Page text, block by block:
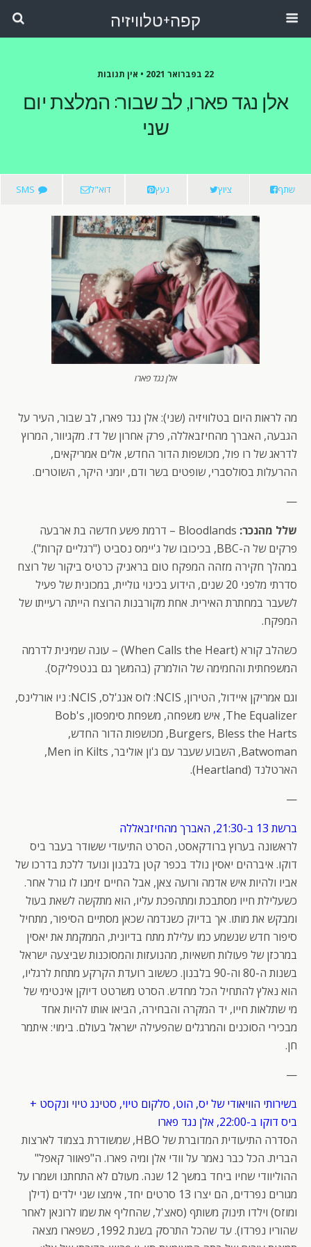
קפה+טלוויזיה
22 בפברואר 2021 • אין תגובות
אלן נגד פארו, לב שבור: המלצת יום
שני
שתף ציוץ נעץ דוא"ל SMS
אלן נגד פארו
מה לראות היום בטלוויזיה (שני): אלן נגד פארו, לב שבור, העיר על
הגבעה, האברך מהחיזבאללה, פרק אחרון של דז. מקגיוור, המרוץ
לדראג של רו פול, מכושפות הדור החדש, אלים אמריקאים,
ההרעלות בסולסברי, שופטים בשר ודם, יומני היקר, השוטרים.
—
שלל מהנכר:
Bloodlands – דרמת פשע חדשה בת ארבעה
פרקים של ה-BBC, בכיכובו של ג'יימס נסביט ("רגליים קרות").
במהלך חקירה מזהה המפקח טום בראניק כרטיס ביקור של רוצח
סדרתי מלפני 20 שנים, הידוע בכינוי גוליית, במכונית של פעיל
לשעבר במחתרת האירית. אחת מקורבנות הרוצח הייתה רעייתו של
המפקח.
כשהלב קורא (When Calls the Heart) – עונה שמינית לדרמה
המשפחתית והחמימה של הולמרק (בהמשך גם בנטפליקס).
וגם אמריקן איידול, הטירון, NCIS: לוס אנג'לס, NCIS: ניו אורלינס,
The Equalizer, איש משפחה, משפחת סימפסון, Bob's
Burgers, Bless the Harts, מכושפות הדור החדש,
Batwoman, השבוע שעבר עם ג'ון אוליבר, Men in Kilts,
הארטלנד (Heartland).
—
ברשת 13 ב-21:30, האברך מהחיזבאללה
לראשונה בערוץ ברודקאסט, הסרט התיעודי ששודר בעבר ביס
דוקו. איברהים יאסין נולד בכפר קטן בלבנון ונועד ללכת בדרכו של
אביו ולהיות איש אדמה ורועה צאן, אבל החיים זימנו לו גורל אחר.
כשעלילת חייו מסתבכת ומתהפכת עליו, הוא מתקשה לשאת בעול
ומבקש את מותו. אך בדיוק כשנדמה שכאן מסתיים הסיפור, מתחיל
סיפור חדש שנשמע כמו עלילת מתח בדיונית, הממקמת את יאסין
במרכזן של פעולות חשאיות, מהנועזות והמסוכנות שביצעה ישראל
בשנות ה-80 וה-90 בלבנון. כששוב רועדת הקרקע מתחת לרגליו,
הוא נאלץ להתחיל הכל מחדש. הסרט משרטט דיוקן אינטימי של
מי שתלאות חייו, יד המקרה והבחירה, הביאו אותו להיות אחד
מבכירי הסוכנים והמרגלים שהפעילה ישראל בעולם. בימוי: איתמר
חן.
—
בשירותי הוויאודי של יס, הוט, סלקום טיוי, סטינג טיוי ונקסט +
ביס דוקו ב-22:00, אלן נגד פארו
הסדרה התיעודית המדוברת של HBO, שמשודרת בצמוד לארצות
הברית. הכל כבר נאמר על וודי אלן ומיה פארו. ה"פאוור קאפל"
ההוליוודי שחיו ביחד במשך 12 שנה. מעולם לא התחתנו ושמרו על
מגורים נפרדים, הם יצרו 13 סרטים יחד, אימצו שני ילדים (דילן
ומוזס) וילדו תינוק משותף (סאצ'ל, שהחליף את שמו לרונאן לאחר
שהוריו נפרדו). עד שהכל התרסק בשנת 1992, כשפארו מצאה